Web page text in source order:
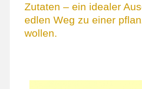
Zutaten – ein idealer
edlen Weg zu einer
wollen.